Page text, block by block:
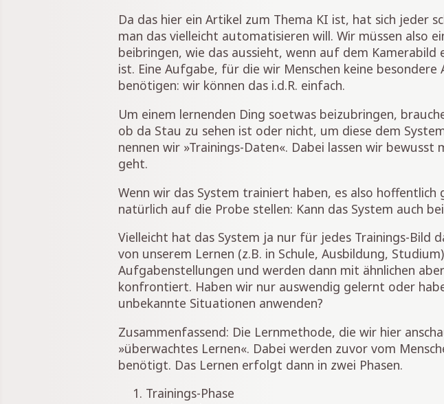
Da das hier ein Artikel zum Thema KI ist, hat sich jeder
man das vielleicht automatisieren will. Wir müssen also
beibringen, wie das aussieht, wenn auf dem Kamerabild
ist. Eine Aufgabe, für die wir Menschen keine besondere
benötigen: wir können das i.d.R. einfach.
Um einem lernenden Ding soetwas beizubringen,
ob da Stau zu sehen ist oder nicht, um diese dem
nennen wir »Trainings-Daten«. Dabei lassen wir
geht.
Wenn wir das System trainiert haben, es also
natürlich auf die Probe stellen: Kann das System auch
Vielleicht hat das System ja nur für jedes Trainings-Bild
von unserem Lernen (z.B. in Schule, Ausbildung,
Aufgabenstellungen und werden dann mit ähnlichen
konfrontiert. Haben wir nur auswendig gelernt oder
unbekannte Situationen anwenden?
Zusammenfassend: Die Lernmethode, die wir hier
»überwachtes Lernen«. Dabei werden zuvor vom
benötigt. Das Lernen erfolgt dann in zwei Phasen.
Trainings-Phase